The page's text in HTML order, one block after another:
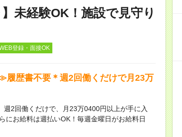
未経験OK！施設で見守り
登録・面接OK
歴書不要＊週2回働くだけで月23万
週2回働くだけで、月23万0400円以上が手に入
にお給料は週払いOK！毎週金曜日がお給料日